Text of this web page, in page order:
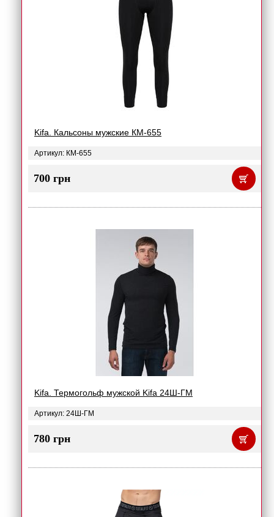
Kifa. Кальсоны мужские КМ-655
Артикул: КМ-655
700 грн
Kifa. Термогольф мужской Kifa 24Ш-ГМ
Артикул: 24Ш-ГМ
780 грн